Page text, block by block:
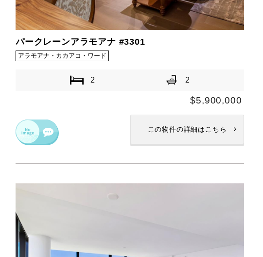
パークレーンアラモアナ #3301
アラモアナ・カカアコ・ワード
2 2
$5,900,000
この物件の詳細はこちら